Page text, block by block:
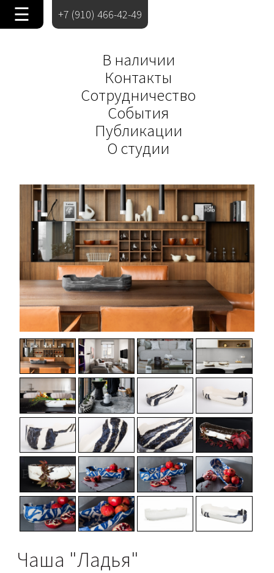
☰ +7 (910) 466-42-49
В наличии
Контакты
Сотрудничество
События
Публикации
О студии
Чаша "Ладья"